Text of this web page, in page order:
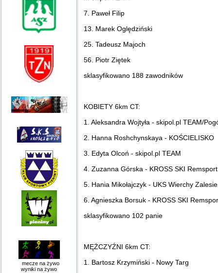
mecze na żywo
wyniki na żywo
7. Paweł Filip
13. Marek Oględziński
25. Tadeusz Majoch
56. Piotr Ziętek
sklasyfikowano 188 zawodników
KOBIETY 6km CT:
1. Aleksandra Wojtyła - skipol.pl TEAM/
2. Hanna Roshchynskaya - KOŚCIELISKO
3. Edyta Olcoń - skipol.pl TEAM
4. Zuzanna Górska - KROSS SKI
5. Hania Mikołajczyk - UKS Wierchy Zalesie
6. Agnieszka Borsuk - KROSS SKI
sklasyfikowano 102 panie
MĘŻCZYŹNI 6km CT:
1. Bartosz Krzymiński - Nowy Targ